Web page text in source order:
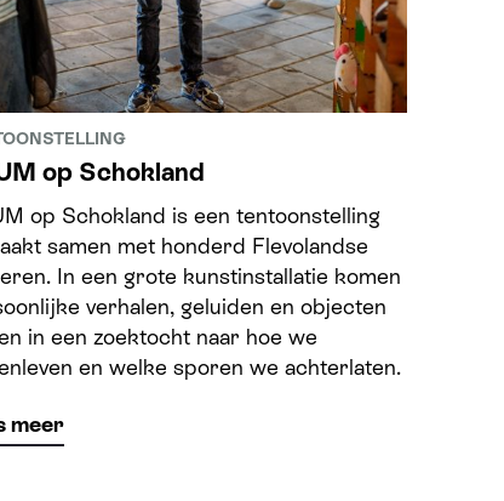
op Schokland
op Schokland is een tentoonstelling
samen met honderd Flevolandse
In een grote kunstinstallatie komen
verhalen, geluiden en objecten
in een zoektocht naar hoe we
en welke sporen we achterlaten.
meer